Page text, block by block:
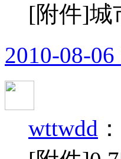
[附件]城
2010-08-06
wttwdd ：